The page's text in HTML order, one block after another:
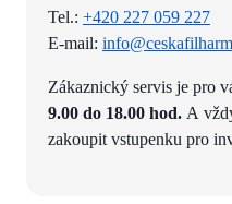
Tel.: +420 227 059 227
E-mail:
Zákaznický servis je pro
9.00 do 18.00 hod. A
zakoupit vstupenku pro